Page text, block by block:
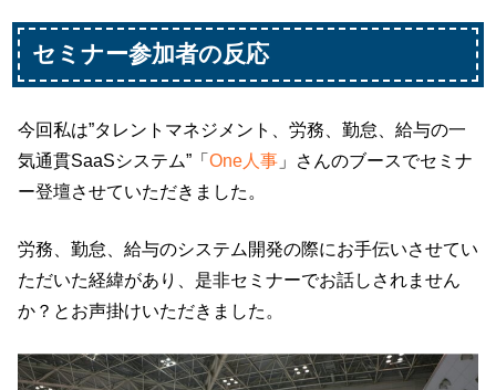
セミナー参加者の反応
今回私は”タレントマネジメント、労務、勤怠、給与の一
気通貫SaaSシステム”「 One人事 」さんのブースでセミナ
ー登壇させていただきました。
労務、勤怠、給与のシステム開発の際にお手伝いさせてい
ただいた経緯があり、是非セミナーでお話しされません
か？とお声掛けいただきました。